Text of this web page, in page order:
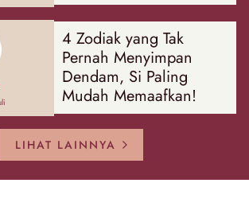
4 Zodiak yang Tak
Pernah Menyimpan
Dendam, Si Paling
Mudah Memaafkan!
LIHAT LAINNYA